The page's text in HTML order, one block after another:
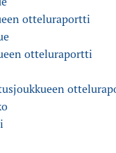
otteluraportti
otteluraportti